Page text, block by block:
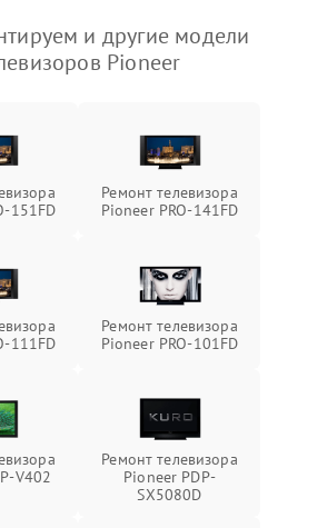
и другие модели
Pioneer
151FD
Ремонт телевизора
Pioneer PRO-141FD
111FD
Ремонт телевизора
Pioneer PRO-101FD
V402
Ремонт телевизора
Pioneer PDP-
SX5080D